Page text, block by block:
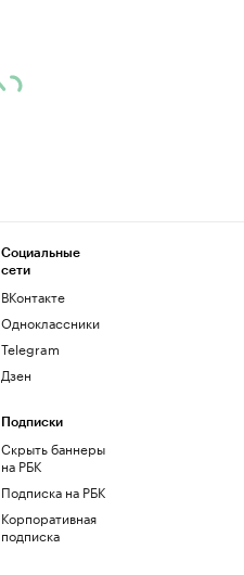
Социальные
сети
ВКонтакте
Одноклассники
Telegram
Дзен
Подписки
Скрыть баннеры
на РБК
Подписка на РБК
Корпоративная
подписка